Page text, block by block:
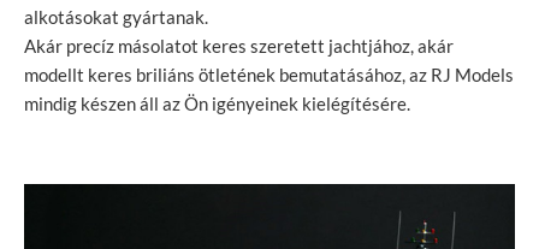
alkotásokat gyártanak.
Akár precíz másolatot keres szeretett jachtjához, akár
modellt keres briliáns ötletének bemutatásához, az RJ Models
mindig készen áll az Ön igényeinek kielégítésére.